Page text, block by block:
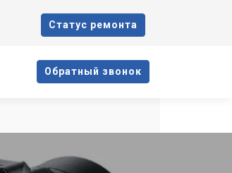
Cтатус ремонта
Oбратный звонок